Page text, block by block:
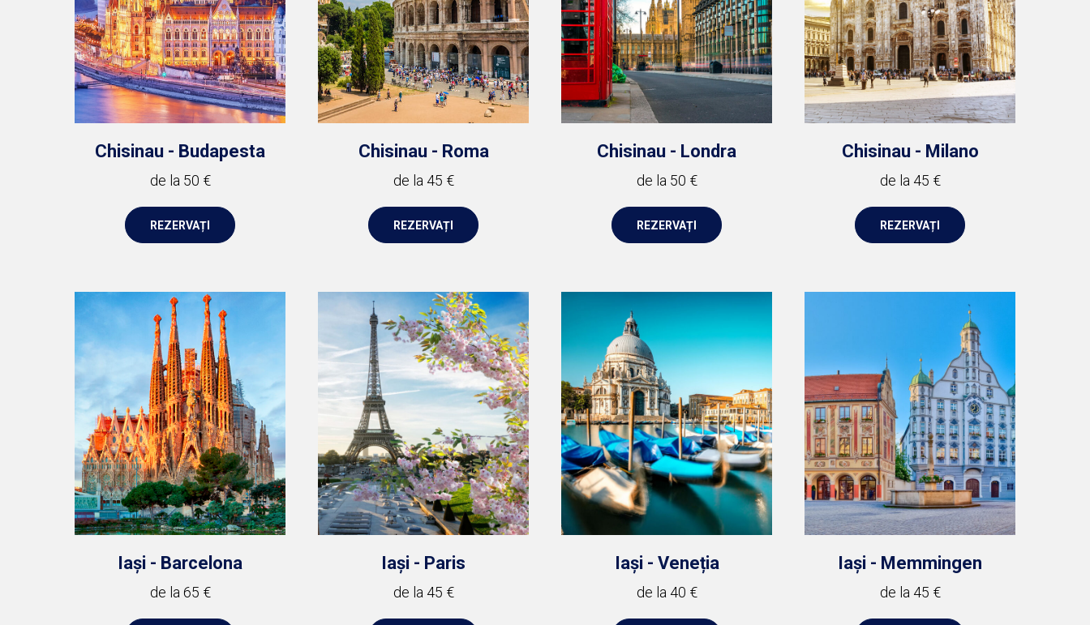
Chisinau - Budapesta
de la 50 €
REZERVAȚI
Chisinau - Roma
de la 45 €
REZERVAȚI
Chisinau - Londra
de la 50 €
REZERVAȚI
Chisinau - Milano
de la 45 €
REZERVAȚI
Iași - Barcelona
de la 65 €
Iași - Paris
de la 45 €
Iași - Veneția
de la 40 €
Iași - Memmingen
de la 45 €